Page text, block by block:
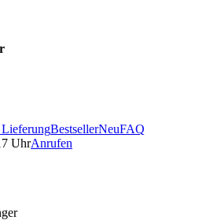
LieferungBestsellerNeuFAQ
UhrAnrufen